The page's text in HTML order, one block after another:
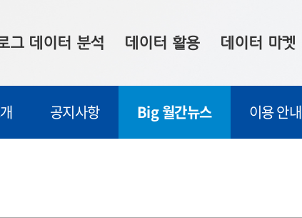
그 데이터 분석
우수사례
데이터 활용
시각화 서비스
데이터 마켓
맞춤형 의뢰
공지사항 Big 월간뉴스 이용 안내